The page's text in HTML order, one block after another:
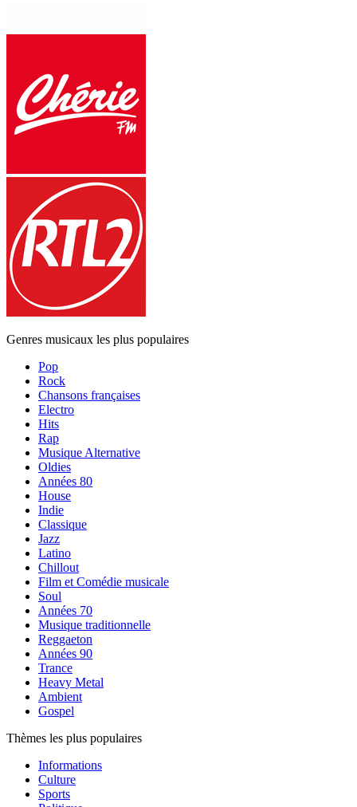
Genres musicaux les plus populaires
Pop
Rock
Chansons françaises
Electro
Hits
Rap
Musique Alternative
Oldies
Années 80
House
Indie
Classique
Jazz
Latino
Chillout
Film et Comédie musicale
Soul
Années 70
Musique traditionnelle
Reggaeton
Années 90
Trance
Heavy Metal
Ambient
Gospel
Thèmes les plus populaires
Informations
Culture
Sports